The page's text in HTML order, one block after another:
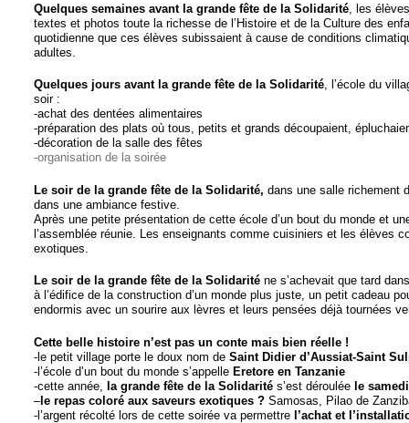
Quelques semaines avant la grande fête de la Solidarité , les
textes et photos toute la richesse de l’Histoire et de la Culture des
quotidienne que ces élèves subissaient à cause de conditions
adultes.
Quelques jours avant la grande fête de la Solidarité, l’école du
soir :
-achat des dentées alimentaires
-préparation des plats où tous, petits et grands découpaient,
-décoration de la salle des fêtes
-organisation de la soirée
Le soir de la grande fête de la Solidarité, dans une salle richement
dans une ambiance festive.
Après une petite présentation de cette école d’un bout du monde et
l’assemblée réunie. Les enseignants comme cuisiniers et les élèves
exotiques.
Le soir de la grande fête de la Solidarité ne s’achevait que tard
à l’édifice de la construction d’un monde plus juste, un petit cadeau
endormis avec un sourire aux lèvres et leurs pensées déjà tournées
Cette belle histoire n’est pas un conte mais bien réelle !
-le petit village porte le doux nom de Saint Didier d’Aussiat-Saint
-l’école d’un bout du monde s’appelle Eretore en Tanzanie
-cette année, la grande fête de la Solidarité s’est déroulée le
–le repas coloré aux saveurs exotiques ? Samosas, Pilao de
-l’argent récolté lors de cette soirée va permettre l’achat et